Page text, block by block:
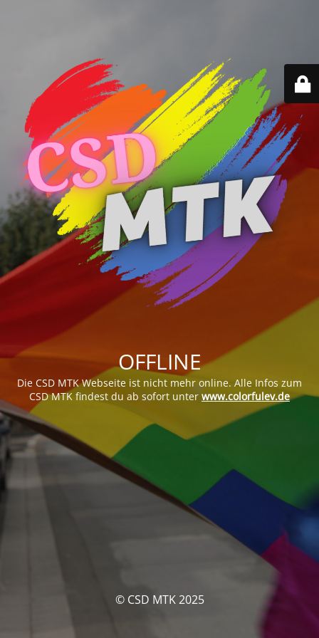
OFFLINE
Die CSD MTK Webseite ist nicht mehr online. Alle Infos zum
CSD MTK findest du ab sofort unter www.colorfulev.de
© CSD MTK 2025